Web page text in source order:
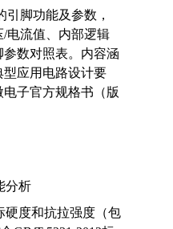
引脚功能及参数，
电流值、内部逻辑
数对照表。内容涵
应用电路设计要
子官方规格书（版
分析
硬度和抗拉强度（包